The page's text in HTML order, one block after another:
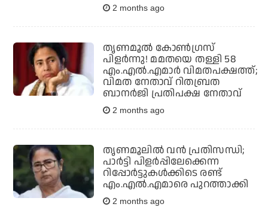
2 months ago
തൃണമൂൽ കോൺഗ്രസ്
പിളർന്നു! മമതയെ തള്ളി 58
എം.എൽ.എമാർ വിമതപക്ഷത്ത്;
വിമത നേതാവ് റിതബ്രത
ബാനർജി പ്രതിപക്ഷ നേതാവ്
2 months ago
തൃണമൂലില്‍ വന്‍ പ്രതിസന്ധി;
പാര്‍ട്ടി പിളര്‍പ്പിലേക്കെന്ന
റിപ്പോര്‍ട്ടുകള്‍ക്കിടെ രണ്ട്
എം.എല്‍.എമാരെ പുറത്താക്കി
2 months ago